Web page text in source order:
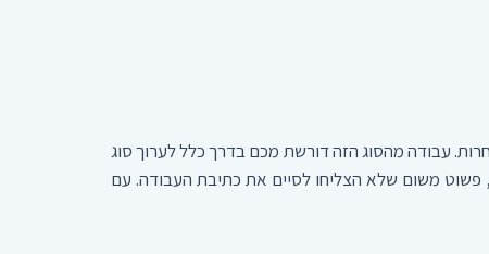
עבודה מהסוג הזה דורשת מכם בדרך כלל לערוך סוג
משום שלא הצליחו לסיים את כתיבת העבודה. עם